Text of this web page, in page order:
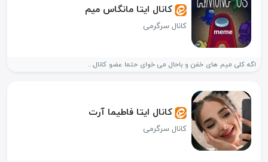
کانال ایتا مانگاس میم
کانال سرگرمی
اگه کلی میم های خفن و باحال می خوای حتما عضو کانال...
کانال ایتا فاطیما آرت
کانال سرگرمی